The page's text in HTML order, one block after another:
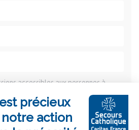
accessibles aux personnes à